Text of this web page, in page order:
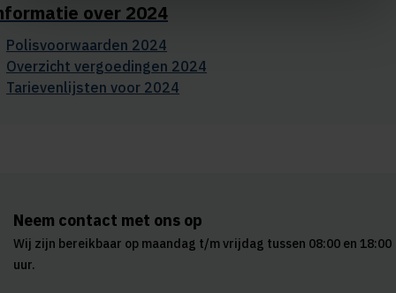
over 2024
Polisvoorwaarden 2024
Overzicht vergoedingen 2024
Tarievenlijsten voor 2024
Neem contact met ons op
Wij zijn bereikbaar op maandag t/m vrijdag tussen 08:00 en 18:00
uur.